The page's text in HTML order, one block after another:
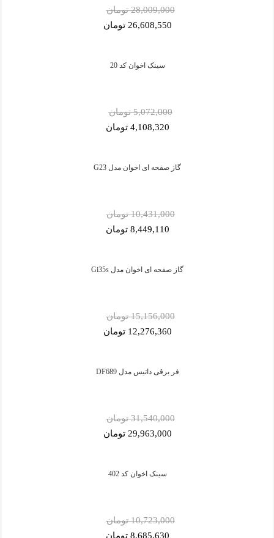
28,009,000 تومان
26,608,550 تومان
سینک اخوان کد 20
5,072,000 تومان
4,108,320 تومان
گاز صفحه ای اخوان مدل G23
10,431,000 تومان
8,449,110 تومان
گاز صفحه ای اخوان مدل Gi35s
15,156,000 تومان
12,276,360 تومان
فر برقی داتیس مدل DF689
31,540,000 تومان
29,963,000 تومان
سینک اخوان کد 402
10,723,000 تومان
8,685,630 تومان